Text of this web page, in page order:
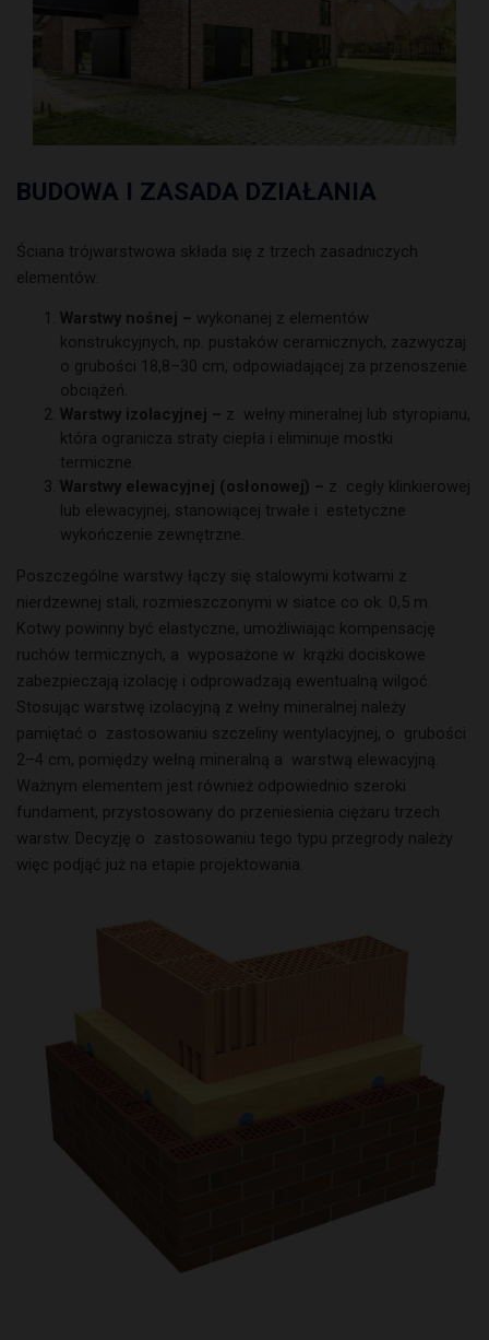
BUDOWA I ZASADA DZIAŁANIA
Ściana trójwarstwowa składa się z trzech zasadniczych
elementów:
Warstwy nośnej – wykonanej z elementów
konstrukcyjnych, np. pustaków ceramicznych, zazwyczaj
o grubości 18,8–30 cm, odpowiadającej za przenoszenie
obciążeń.
Warstwy izolacyjnej – z wełny mineralnej lub styropianu,
która ogranicza straty ciepła i eliminuje mostki
termiczne.
Warstwy elewacyjnej (osłonowej) – z cegły klinkierowej
lub elewacyjnej, stanowiącej trwałe i estetyczne
wykończenie zewnętrzne.
Poszczególne warstwy łączy się stalowymi kotwami z
nierdzewnej stali, rozmieszczonymi w siatce co ok. 0,5 m.
Kotwy powinny być elastyczne, umożliwiając kompensację
ruchów termicznych, a wyposażone w krążki dociskowe
zabezpieczają izolację i odprowadzają ewentualną wilgoć.
Stosując warstwę izolacyjną z wełny mineralnej należy
pamiętać o zastosowaniu szczeliny wentylacyjnej, o grubości
2–4 cm, pomiędzy wełną mineralną a warstwą elewacyjną.
Ważnym elementem jest również odpowiednio szeroki
fundament, przystosowany do przeniesienia ciężaru trzech
warstw. Decyzję o zastosowaniu tego typu przegrody należy
więc podjąć już na etapie projektowania.